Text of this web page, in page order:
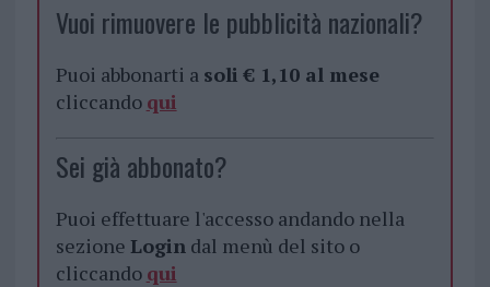
Vuoi rimuovere le pubblicità nazionali?
Puoi abbonarti a soli € 1,10 al mese
cliccando qui
Sei già abbonato?
Puoi effettuare l'accesso andando nella
sezione Login dal menù del sito o
cliccando qui